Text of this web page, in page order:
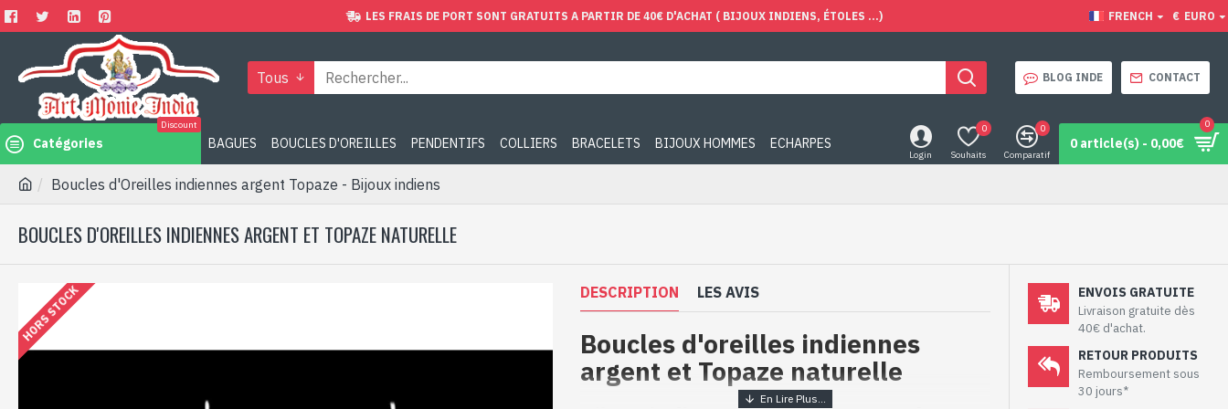
LES FRAIS DE PORT SONT GRATUITS A PARTIR DE 40€ D'ACHAT ( BIJOUX INDIENS, ÉTOLES ...) FRENCH € EURO
Tous BLOG INDE CONTACT
Catégories
Discount
BAGUES BOUCLES D'OREILLES PENDENTIFS COLLIERS BRACELETS BIJOUX HOMMES ECHARPES
Login Souhaits
0
Comparatif
0
0 article(s) - 0,00€
0
Boucles d'Oreilles indiennes argent Topaze - Bijoux indiens
BOUCLES D'OREILLES INDIENNES ARGENT ET TOPAZE NATURELLE
HORS STOCK DESCRIPTION LES AVIS
Boucles d'oreilles indiennes
argent et Topaze naturelle
ENVOIS GRATUITE
Livraison gratuite dès
40€ d'achat.
RETOUR PRODUITS
Remboursement sous
30 jours*